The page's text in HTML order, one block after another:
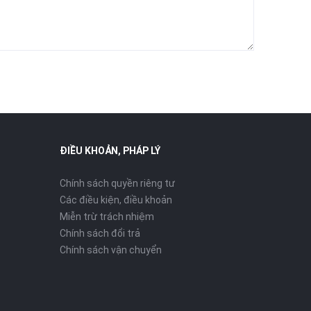
ĐIỀU KHOẢN, PHÁP LÝ
Chính sách quyền riêng tư
Các điều kiện, điều khoản
Miễn trừ trách nhiệm
Chính sách đổi trả
Chính sách vận chuyển